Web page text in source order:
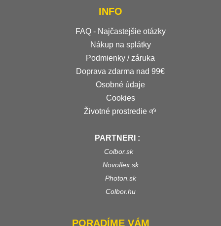
INFO
FAQ - Najčastejšie otázky
Nákup na splátky
Podmienky / záruka
Doprava zdarma nad 99€
Osobné údaje
Cookies
Životné prostredie 🌱
PARTNERI :
Colbor.sk
Novoflex.sk
Photon.sk
Colbor.hu
PORADÍME VÁM